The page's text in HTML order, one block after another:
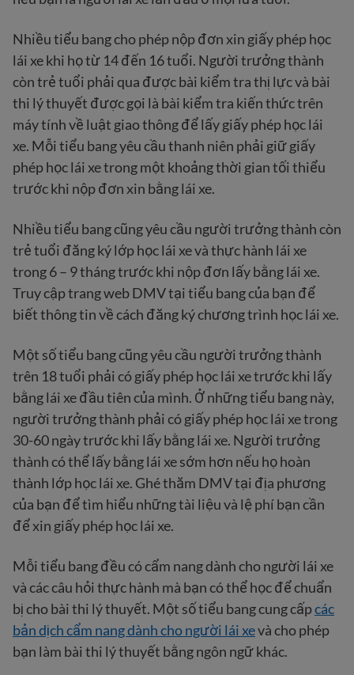
Nhiều tiểu bang cho phép nộp đơn xin giấy phép học
lái xe khi họ từ 14 đến 16 tuổi. Người trưởng thành
còn trẻ tuổi phải qua được bài kiểm tra thị lực và bài
thi lý thuyết được gọi là bài kiểm tra kiến thức trên
máy tính về luật giao thông để lấy giấy phép học lái
xe. Mỗi tiểu bang yêu cầu thanh niên phải giữ giấy
phép học lái xe trong một khoảng thời gian tối thiểu
trước khi nộp đơn xin bằng lái xe.
Nhiều tiểu bang cũng yêu cầu người trưởng thành còn
trẻ tuổi đăng ký lớp học lái xe và thực hành lái xe
trong 6 – 9 tháng trước khi nộp đơn lấy bằng lái xe.
Truy cập trang web DMV tại tiểu bang của bạn để
biết thông tin về cách đăng ký chương trình học lái xe.
Một số tiểu bang cũng yêu cầu người trưởng thành
trên 18 tuổi phải có giấy phép học lái xe trước khi lấy
bằng lái xe đầu tiên của mình. Ở những tiểu bang này,
người trưởng thành phải có giấy phép học lái xe trong
30-60 ngày trước khi lấy bằng lái xe. Người trưởng
thành có thể lấy bằng lái xe sớm hơn nếu họ hoàn
thành lớp học lái xe. Ghé thăm DMV tại địa phương
của bạn để tìm hiểu những tài liệu và lệ phí bạn cần
để xin giấy phép học lái xe.
Mỗi tiểu bang đều có cẩm nang dành cho người lái xe
và các câu hỏi thực hành mà bạn có thể học để chuẩn
bị cho bài thi lý thuyết. Một số tiểu bang cung cấpcác
bản dịch cẩm nang dành cho người lái xevà cho phép
bạn làm bài thi lý thuyết bằng ngôn ngữ khác.